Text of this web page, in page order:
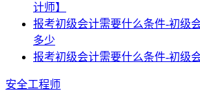
计师】
报考初级会计需要什么条件-初级
多少
报考初级会计需要什么条件-初级
安全工程师